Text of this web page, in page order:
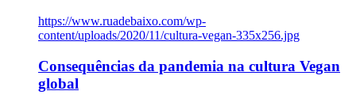
https://www.ruadebaixo.com/wp-
content/uploads/2020/11/cultura-vegan-335x256.jpg
Consequências da pandemia na cultura Vegan
global